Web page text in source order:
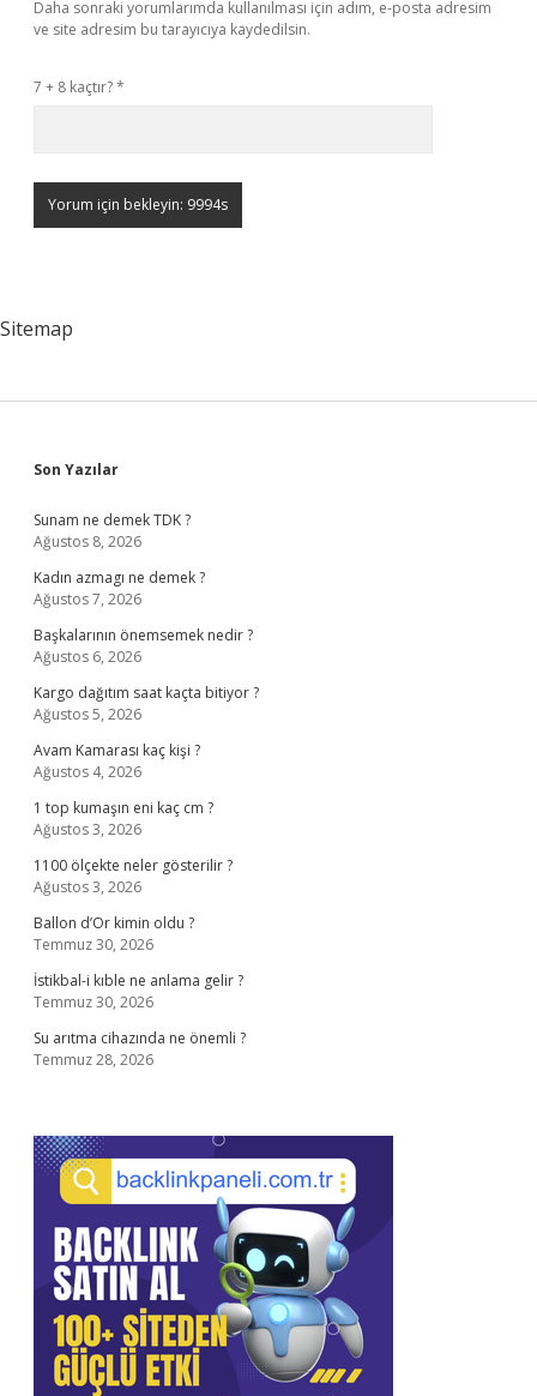
Daha sonraki yorumlarımda kullanılması için adım, e-posta adresim
ve site adresim bu tarayıcıya kaydedilsin.
7 + 8 kaçtır?*
Sitemap
Sidebar
Son Yazılar
Sunam ne demek TDK ?
Ağustos 8, 2026
Kadın azmagı ne demek ?
Ağustos 7, 2026
Başkalarının önemsemek nedir ?
Ağustos 6, 2026
Kargo dağıtım saat kaçta bitiyor ?
Ağustos 5, 2026
Avam Kamarası kaç kişi ?
Ağustos 4, 2026
1 top kumaşın eni kaç cm ?
Ağustos 3, 2026
1100 ölçekte neler gösterilir ?
Ağustos 3, 2026
Ballon d’Or kimin oldu ?
Temmuz 30, 2026
İstikbal-i kıble ne anlama gelir ?
Temmuz 30, 2026
Su arıtma cihazında ne önemli ?
Temmuz 28, 2026